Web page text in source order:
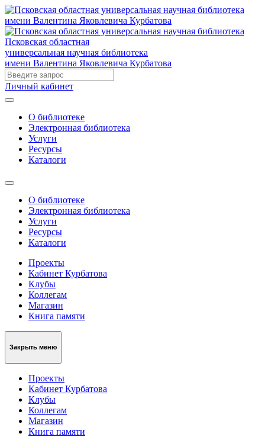
Псковская областная
универсальная научная библиотека
имени Валентина Яковлевича Курбатова
Личный кабинет
О библиотеке
Электронная библиотека
Услуги
Ресурсы
Каталоги
О библиотеке
Электронная библиотека
Услуги
Ресурсы
Каталоги
Проекты
Кабинет Курбатова
Клубы
Коллегам
Магазин
Книга памяти
Закрыть меню
Проекты
Кабинет Курбатова
Клубы
Коллегам
Магазин
Книга памяти